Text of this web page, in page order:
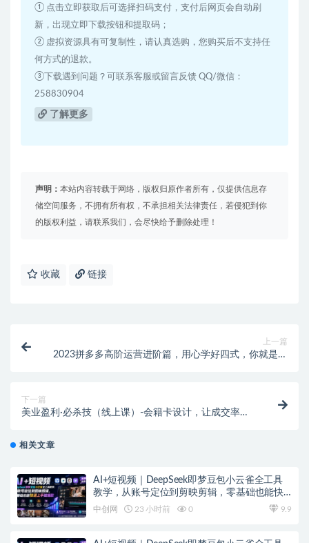
① 点击立即获取后可选择扫码支付，支付后网页会自动刷
新，出现立即下载按钮和提取码；
② 虚拟资源具有可复制性，请认真选购，您购买后不支持任
何方式的退款。
③下载遇到问题？可联系客服或留言反馈 QQ/微信：
258830904
了解更多
声明： 本站内容转载于网络，版权归原作者所有，仅提供信息存
储空间服务，不拥有所有权，不承担相关法律责任，若侵犯到你
的版权利益，请联系我们，会尽快给予删除处理！
收藏 链接
上一篇
2023拼多多高阶运营进阶篇，用心学好四式，你就是下
下一篇
美业盈利·必杀技（线上课）-会籍卡设计，让成交率大
相关文章
AI+短视频｜DeepSeek即梦豆包小云雀全工具
教学，从账号定位到剪映剪辑，零基础也能快
速上手做爆款
中创网 23 小时前 0 9.9